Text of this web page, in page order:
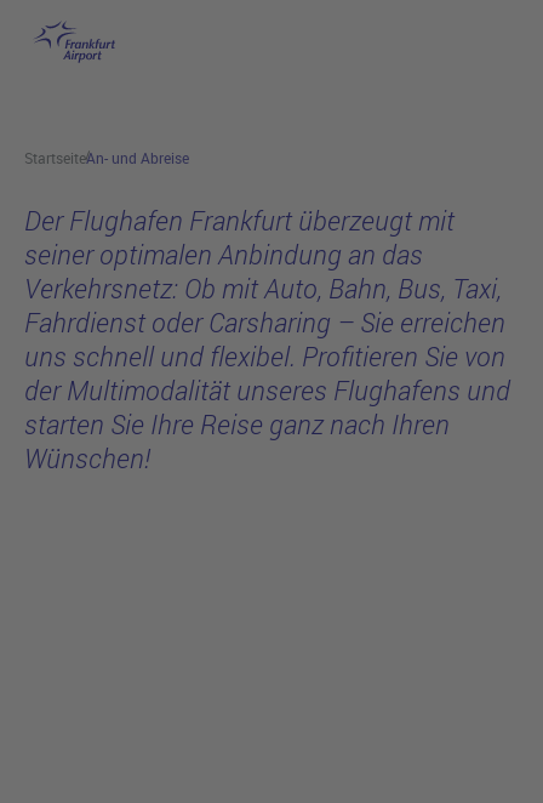
Hauptinhalt anspringen
StartseiteAn- und Abreise
Der Flughafen Frankfurt überzeugt mit
seiner optimalen Anbindung an das
Verkehrsnetz: Ob mit Auto, Bahn, Bus, Taxi,
Fahrdienst oder Carsharing – Sie erreichen
uns schnell und flexibel. Profitieren Sie von
der Multimodalität unseres Flughafens und
starten Sie Ihre Reise ganz nach Ihren
Wünschen!